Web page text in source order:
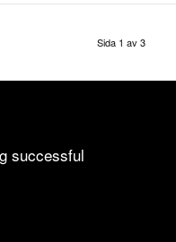
Sida 1 av 3
successful